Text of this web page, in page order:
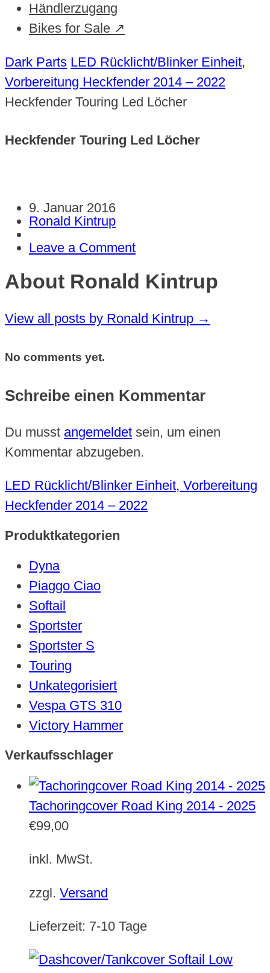
Händlerzugang
Bikes for Sale ↗
Dark Parts LED Rücklicht/Blinker Einheit,
Vorbereitung Heckfender 2014 – 2022
Heckfender Touring Led Löcher
Heckfender Touring Led Löcher
9. Januar 2016
Ronald Kintrup
Leave a Comment
About Ronald Kintrup
View all posts by Ronald Kintrup →
No comments yet.
Schreibe einen Kommentar
Du musst angemeldet sein, um einen
Kommentar abzugeben.
LED Rücklicht/Blinker Einheit, Vorbereitung
Heckfender 2014 – 2022
Produktkategorien
Dyna
Piaggo Ciao
Softail
Sportster
Sportster S
Touring
Unkategorisiert
Vespa GTS 310
Victory Hammer
Verkaufsschlager
Tachoringcover Road King 2014 - 2025
€99,00
inkl. MwSt.
zzgl. Versand
Lieferzeit: 7-10 Tage